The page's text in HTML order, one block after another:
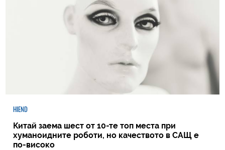
HIEND
Китай заема шест от 10-те топ места при
хуманоидните роботи, но качеството в САЩ е
по-високо